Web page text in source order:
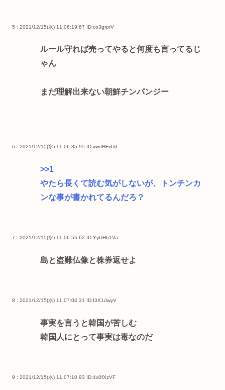
5 : 2021/12/15(水) 11:06:19.67 ID:co3grprV
ルール守れば売ってやると何度も言ってるじ
ゃん
まだ理解出来ない朝鮮チンパンジー
6 : 2021/12/15(水) 11:06:35.95 ID:xwdHFvUd
>>1
やたら長くて読む気がしないが、トンチンカ
ンな事が書かれてるんだろ？
7 : 2021/12/15(水) 11:06:55.62 ID:YyUHb1Va
島と盗難仏像と株券返せよ
8 : 2021/12/15(水) 11:07:04.31 ID:I3X1dwyV
事実を言うと韓国が苦しむ
韓国人にとって事実は毒なのだ
9 : 2021/12/15(水) 11:07:10.93 ID:4x0fXzVF